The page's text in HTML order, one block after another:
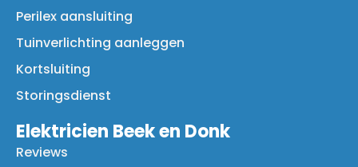
Perilex aansluiting
Tuinverlichting aanleggen
Kortsluiting
Storingsdienst
Elektricien Beek en Donk
Reviews